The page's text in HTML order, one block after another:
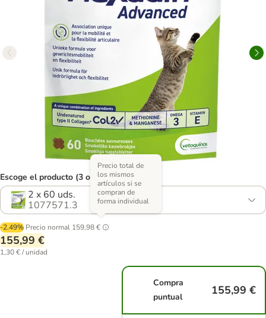
Escoge el producto (3 opciones)
2 x 60 uds.
1077571.3
-2.49% Precio normal 159,98 €
Precio total de
los mismos
artículos si se
compran de
forma individual
155,99 €
1,30 € / unidad
Compra
puntual
155,99 €